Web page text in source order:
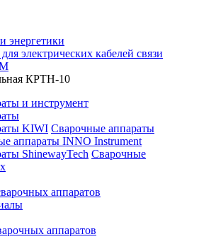
энергетики
электрических кабелей связи
КРТН-10
и инструмент
KIWI Сварочные аппараты
аппараты INNO Instrument
ShinewayTech Cварочные
аппаратов
аппаратов